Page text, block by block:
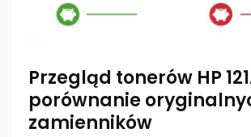
Przegląd tonerów HP
porównanie
zamienników